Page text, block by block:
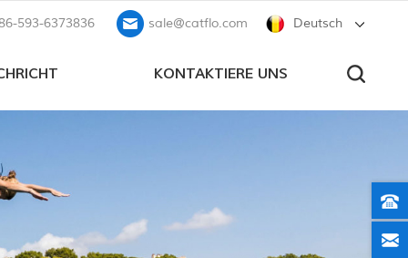
Deutsch
593-6373836 sale@catflo.com
KONTAKTIERE UNS